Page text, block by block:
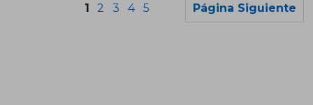
1 2 3 4 5 Página Siguiente